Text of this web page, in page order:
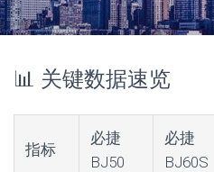
📊 关键数据速览
指标
必捷
BJ50
必捷
BJ60S